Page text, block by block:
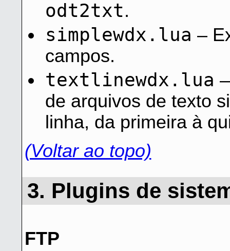
odt2txt.
simplewdx.lua –
campos.
textlinewdx.lua
de arquivos de texto
linha, da primeira à
(Voltar ao topo)
3. Plugins de
FTP